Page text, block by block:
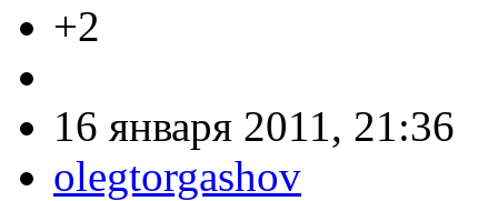
+2
16 января 2011, 21:36
olegtorgashov